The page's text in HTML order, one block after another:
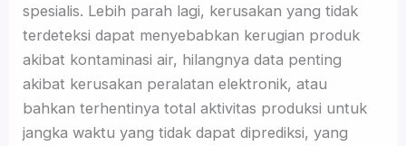
spesialis. Lebih parah lagi, kerusakan yang tidak
terdeteksi dapat menyebabkan kerugian produk
akibat kontaminasi air, hilangnya data penting
akibat kerusakan peralatan elektronik, atau
bahkan terhentinya total aktivitas produksi untuk
jangka waktu yang tidak dapat diprediksi, yang